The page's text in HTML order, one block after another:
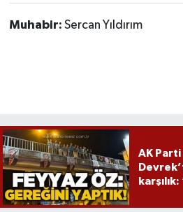
Muhabir: Sercan Yıldırım
AK Parti